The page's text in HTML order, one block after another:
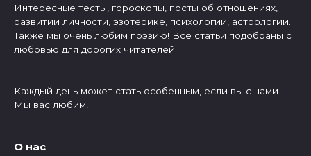
Интересные тесты, гороскопы, посты об отношениях,
развитии личности, эзотерике, психологии, астрологии.
Также мы очень любим поэзию! Все статьи подобраны с
любовью для дорогих читателей.
Каждый день может стать особенным, если вы с нами.
Мы вас любим!
О нас